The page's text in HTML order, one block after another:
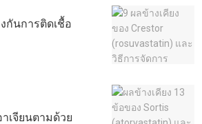
กันการติดเชื้อ
เจียนตามด้วย